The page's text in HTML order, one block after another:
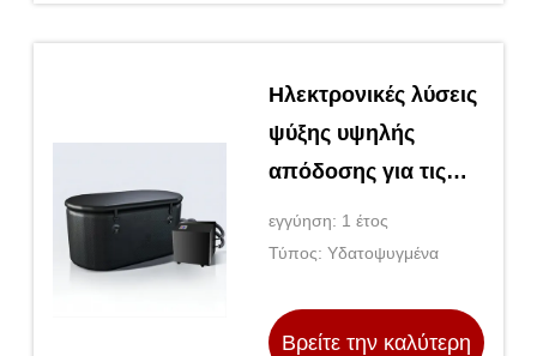
Ηλεκτρονικές λύσεις
ψύξης υψηλής
απόδοσης για τις
επιχειρηματικές σας
ανάγκες
εγγύηση: 1 έτος
Τύπος: Υδατοψυγμένα
Βρείτε την καλύτερη